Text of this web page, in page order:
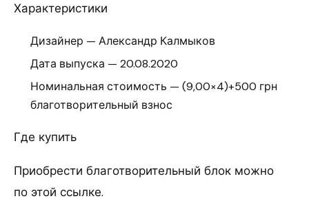
Характеристики
Дизайнер — Александр Калмыков
Дата выпуска — 20.08.2020
Номинальная стоимость — (9,00×4)+500 грн
благотворительный взнос
Где купить
Приобрести благотворительный блок можно
по этой ссылке.